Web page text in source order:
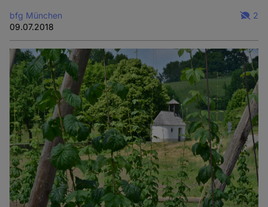
bfg München
09.07.2018
2